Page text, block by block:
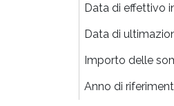
Data di effettivo
Data di
Importo delle
Anno di